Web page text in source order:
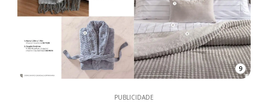
9
PUBLICIDADE